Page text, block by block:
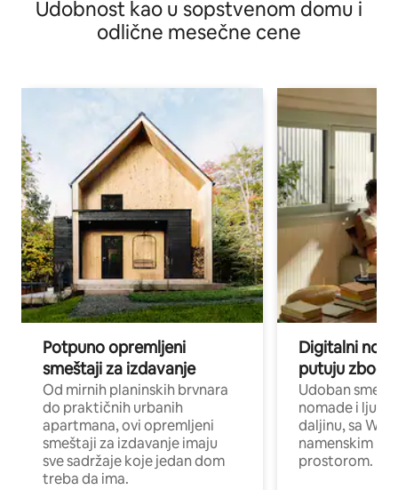
Udobnost kao u sopstvenom domu i
odlične mesečne cene
Potpuno opremljeni
smeštaji za izdavanje
Od mirnih planinskih brvnara
do praktičnih urbanih
apartmana, ovi opremljeni
smeštaji za izdavanje imaju
sve sadržaje koje jedan dom
treba da ima.
Digitalni
putuju zbog
Udoban
nomade i ljude
daljinu, sa Wi-
namenskim
prostorom.